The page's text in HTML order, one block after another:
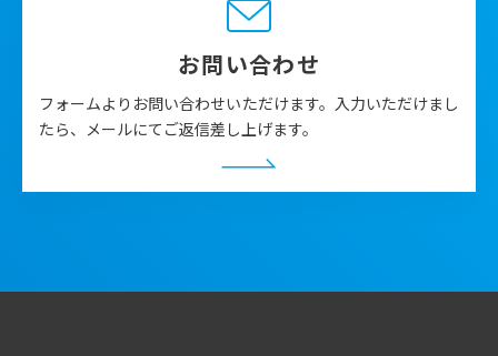
お問い合わせ
フォームよりお問い合わせいただけます。入力いただけまし
たら、メールにてご返信差し上げます。